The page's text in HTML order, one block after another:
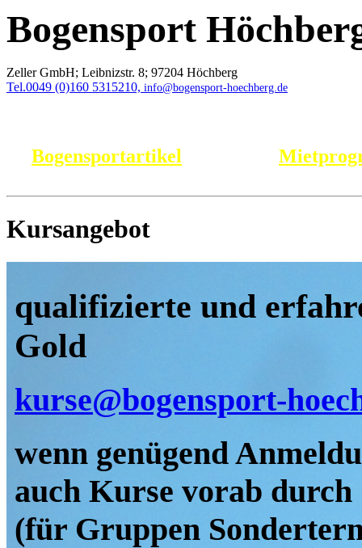
Bogensport
Zeller GmbH; Leibnizstr. 8; 97204 Höchberg
Tel.0049 (0)160 5315210, info@bogensport-hoechberg.de
Bogensportartikel
Kursangebot
qualifizierte und
Gold
kurse@bogensport-
wenn genügend
auch Kurse vorab durch
(für Gruppen